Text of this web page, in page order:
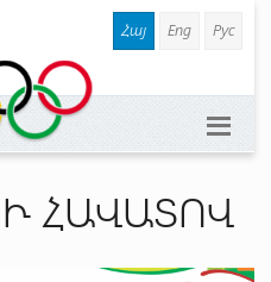
Հայ Eng Рус
ՀԱՎԱՏՈՎ